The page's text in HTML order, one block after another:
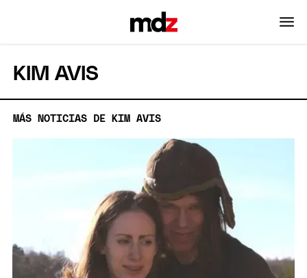
KIM AVIS
MÁS NOTICIAS DE KIM AVIS